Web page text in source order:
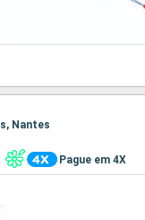
Nantes
Pague em 4X